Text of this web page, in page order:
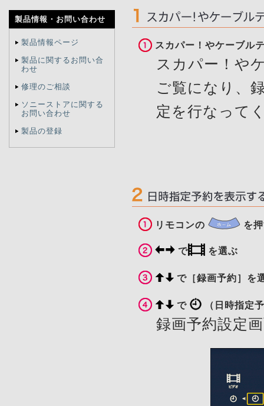
製品情報・ お問い合わせ
製品情報ページ
製品に関するお問い合
わせ
修理のご相談
ソニーストアに関する
お問い合わせ
製品の登録
スカパー！やケーブル
スカパー！や
ご覧になり、
定を行なって
リモコンの を
で を選ぶ
で［録画予約］を
で （日時指定
録画予約設定